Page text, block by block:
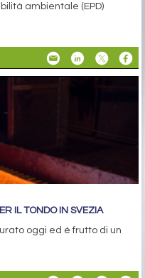
ambientale (EPD)
IL TONDO IN SVEZIA
oggi ed è frutto di un